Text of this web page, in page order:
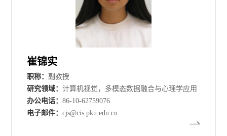
崔锦实
职称：副教授
研究领域：计算机视觉，多模态数据融合与心理学应用
办公电话：86-10-62759076
电子邮件：cjs@cis.pku.edu.cn